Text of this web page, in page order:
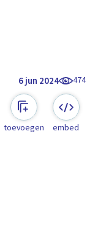
6 jun 2024 474
toevoegen embed